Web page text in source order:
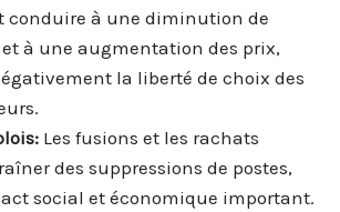
conduire à une diminution de
à une augmentation des prix,
la liberté de choix des
Les fusions et les rachats
des suppressions de postes,
social et économique important.